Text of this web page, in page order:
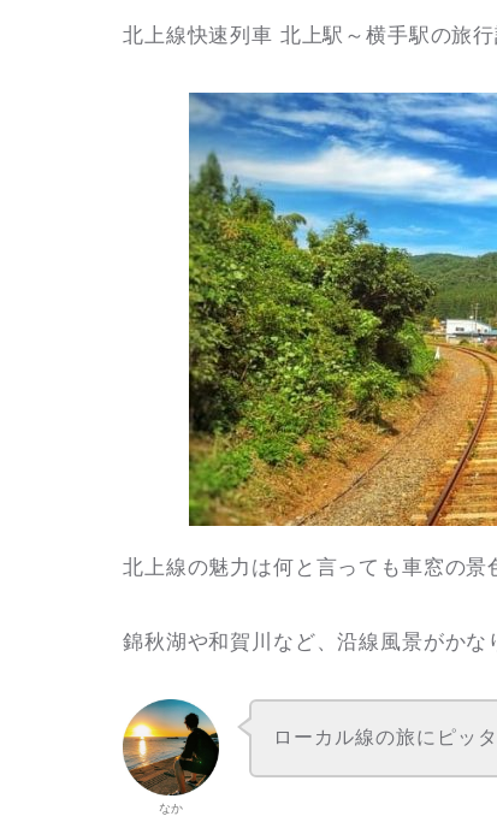
北上線快速列車 北上駅～横手駅の旅行
北上線の魅力は何と言っても車窓の景
錦秋湖や和賀川など、沿線風景がかな
なか
ローカル線の旅にピッ